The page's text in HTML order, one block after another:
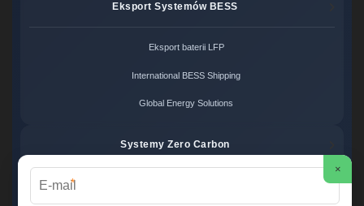
Eksport Systemów BESS
Eksport baterii LFP
International BESS Shipping
Global Energy Solutions
Systemy Zero Carbon
×
*